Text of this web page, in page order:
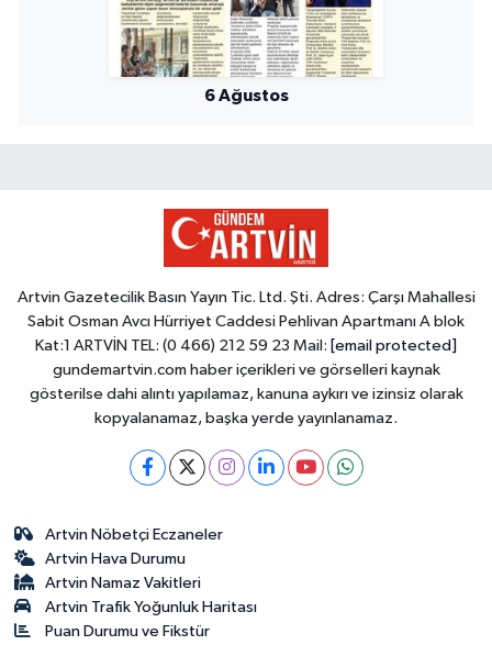
6 Ağustos
Artvin Gazetecilik Basın Yayın Tic. Ltd. Şti. Adres: Çarşı Mahallesi
Sabit Osman Avcı Hürriyet Caddesi Pehlivan Apartmanı A blok
Kat:1 ARTVİN TEL: (0 466) 212 59 23 Mail: [email protected]
gundemartvin.com haber içerikleri ve görselleri kaynak
gösterilse dahi alıntı yapılamaz, kanuna aykırı ve izinsiz olarak
kopyalanamaz, başka yerde yayınlanamaz.
Artvin Nöbetçi Eczaneler
Artvin Hava Durumu
Artvin Namaz Vakitleri
Artvin Trafik Yoğunluk Haritası
Puan Durumu ve Fikstür